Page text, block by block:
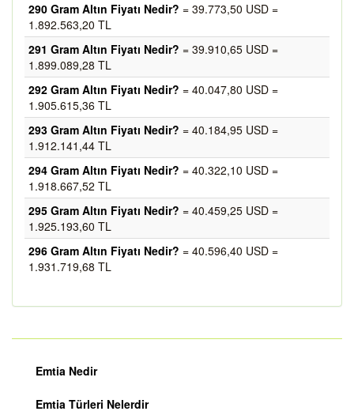
290 Gram Altın Fiyatı Nedir? = 39.773,50 USD =
1.892.563,20 TL
291 Gram Altın Fiyatı Nedir? = 39.910,65 USD =
1.899.089,28 TL
292 Gram Altın Fiyatı Nedir? = 40.047,80 USD =
1.905.615,36 TL
293 Gram Altın Fiyatı Nedir? = 40.184,95 USD =
1.912.141,44 TL
294 Gram Altın Fiyatı Nedir? = 40.322,10 USD =
1.918.667,52 TL
295 Gram Altın Fiyatı Nedir? = 40.459,25 USD =
1.925.193,60 TL
296 Gram Altın Fiyatı Nedir? = 40.596,40 USD =
1.931.719,68 TL
Emtia Nedir
Emtia Türleri Nelerdir